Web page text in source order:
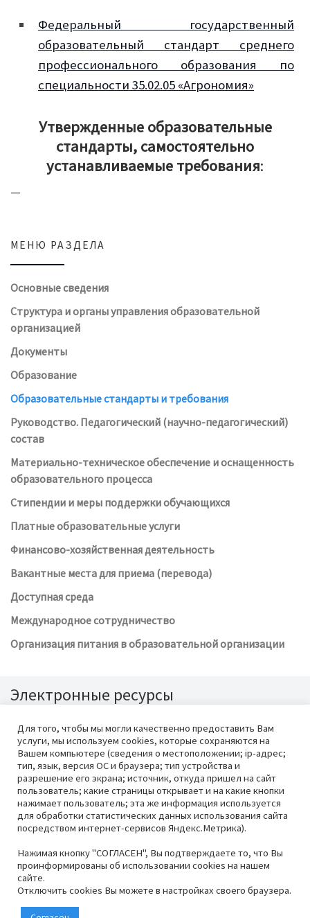
Федеральный государственный
образовательный стандарт среднего
профессионального образования по
специальности 35.02.05 «Агрономия»
Утвержденные образовательные
стандарты, самостоятельно
устанавливаемые требования:
—
МЕНЮ РАЗДЕЛА
Основные сведения
Структура и органы управления образовательной
организацией
Документы
Образование
Образовательные стандарты и требования
Руководство. Педагогический (научно-педагогический)
состав
Материально-техническое обеспечение и оснащенность
образовательного процесса
Стипендии и меры поддержки обучающихся
Платные образовательные услуги
Финансово-хозяйственная деятельность
Вакантные места для приема (перевода)
Доступная среда
Международное сотрудничество
Организация питания в образовательной организации
Электронные ресурсы
техникум» ©®2026
660028, Красноярский край, г.
+7 (391) 244-40-29
Для того, чтобы мы могли качественно предоставить Вам
услуги, мы используем cookies, которые сохраняются на
Вашем компьютере (сведения о местоположении; ip-адрес;
тип, язык, версия ОС и браузера; тип устройства и
разрешение его экрана; источник, откуда пришел на сайт
пользователь; какие страницы открывает и на какие кнопки
нажимает пользователь; эта же информация используется
для обработки статистических данных использования сайта
посредством интернет-сервисов Яндекс.Метрика).
Нажимая кнопку "СОГЛАСЕН", Вы подтверждаете то, что Вы
проинформированы об использовании cookies на нашем
сайте.
Отключить cookies Вы можете в настройках своего браузера.